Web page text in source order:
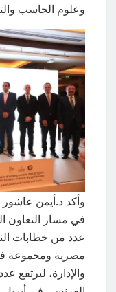
وعلوم الحاسب
وأكد د.أيمن عاشور
في مسار التعاون
عدد من خطابات
والإدارة، ليرتفع